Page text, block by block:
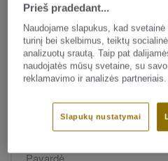
Vardas*
*
Prieš pradedant...
Naudojame slapukus, kad
turinį bei skelbimus, teiktų
analizuotų srautą. Taip pat
naudojatės mūsų svetaine, su
reklamavimo ir analizės partneriais.
Slapukų nustatymai